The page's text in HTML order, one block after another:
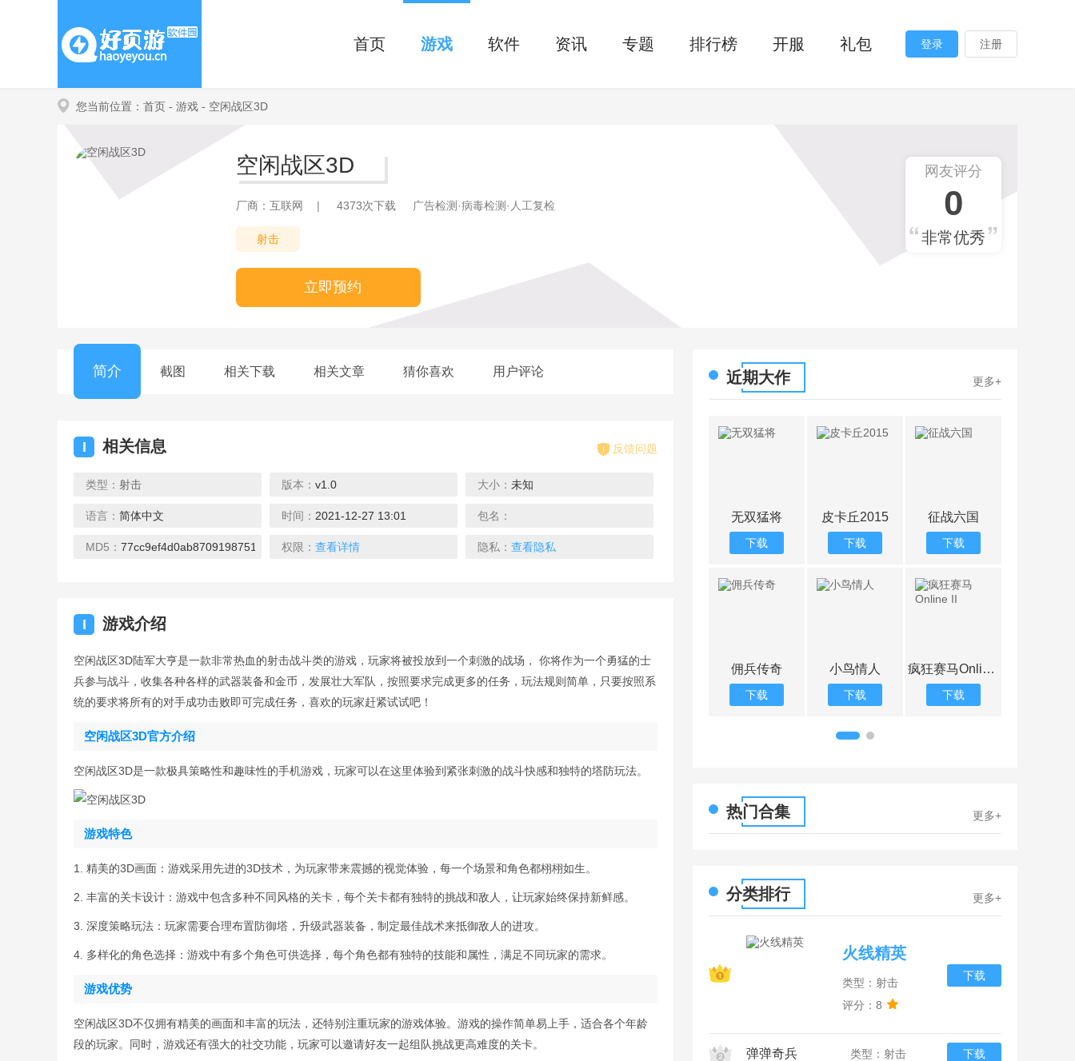
首页 游戏 软件 资讯 专题 排行榜 开服 礼包 登录 注册
您当前位置： 首页 - 游戏 - 空闲战区3D
空闲战区3D
厂商：互联网 | 4373次下载 广告检测·病毒检测·人工复检
射击
立即预约
网友评分
0
非常优秀
简介 截图 相关下载 相关文章 猜你喜欢 用户评论
I 相关信息 反馈问题
类型： 射击 版本： v1.0 大小： 未知
语言： 简体中文 时间： 2021-12-27 13:01 包名：
MD5： 77cc9ef4d0ab8709198751b8e2706fcc
权限： 查看详情 隐私： 查看隐私
I 游戏介绍
空闲战区3D陆军大亨是一款非常热血的射击战斗类的游戏，玩家将被投放到一个刺激的战场， 你将作为一个勇猛的士
兵参与战斗，收集各种各样的武器装备和金币，发展壮大军队，按照要求完成更多的任务，玩法规则简单，只要按照系
统的要求将所有的对手成功击败即可完成任务，喜欢的玩家赶紧试试吧！
空闲战区3D官方介绍
空闲战区3D是一款极具策略性和趣味性的手机游戏，玩家可以在这里体验到紧张刺激的战斗快感和独特的塔防玩法。
游戏特色
1. 精美的3D画面：游戏采用先进的3D技术，为玩家带来震撼的视觉体验，每一个场景和角色都栩栩如生。
2. 丰富的关卡设计：游戏中包含多种不同风格的关卡，每个关卡都有独特的挑战和敌人，让玩家始终保持新鲜感。
3. 深度策略玩法：玩家需要合理布置防御塔，升级武器装备，制定最佳战术来抵御敌人的进攻。
4. 多样化的角色选择：游戏中有多个角色可供选择，每个角色都有独特的技能和属性，满足不同玩家的需求。
游戏优势
空闲战区3D不仅拥有精美的画面和丰富的玩法，还特别注重玩家的游戏体验。游戏的操作简单易上手，适合各个年龄
段的玩家。同时，游戏还有强大的社交功能，玩家可以邀请好友一起组队挑战更高难度的关卡。
近期大作 更多+
玫瑰骑士团
下载
我导弹贼粗 弓箭手箭头 暴击CS射击
无双猛将
下载
皮卡丘2015
下载
征战六国
下载
佣兵传奇
下载
小鸟情人
下载
疯狂赛马Online II
下载
热门合集 更多+
分类排行 更多+
火线精英
类型：射击
评分：8
下载
弹弹奇兵 类型：射击 下载